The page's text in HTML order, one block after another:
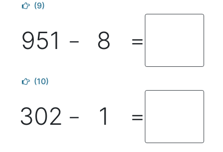
(9)
951 － 8 ＝
(10)
302 － 1 ＝